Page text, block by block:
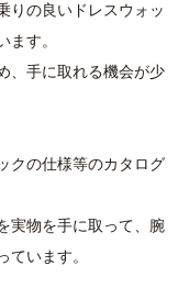
りの良いドレスウォッ
す。
、手に取れる機会が少
クの仕様等のカタログ
実物を手に取って、腕
います。